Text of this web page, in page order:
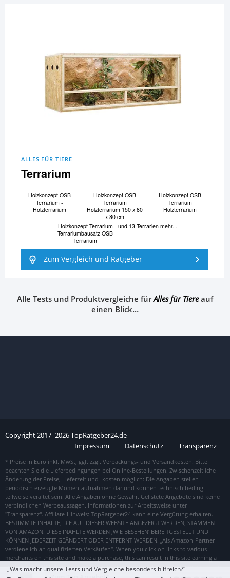
ALLES FÜR TIERE
Terrarium
Holzkonzept OSB
Terrarium -
Holzterrarium
Holzkonzept OSB
Terrarium
Holzterrarium 150 x 80
x 80 cm
Holzkonzept OSB
Terrarium
Holzterrarium
Holzkonzept Terrarium
Terrariumbausatz OSB
Terrarium
und 13 Terrarien mehr...
Zum Vergleich und Ratgeber
Alle Tests und Produktvergleiche fürAlles für Tiereauf
einen Blick…
Copyright2017–2026TopRatgeber24.de
Impressum
Datenschutz Transparenz
„Was macht unsere Tests und Vergleiche besonders hilfreich?“